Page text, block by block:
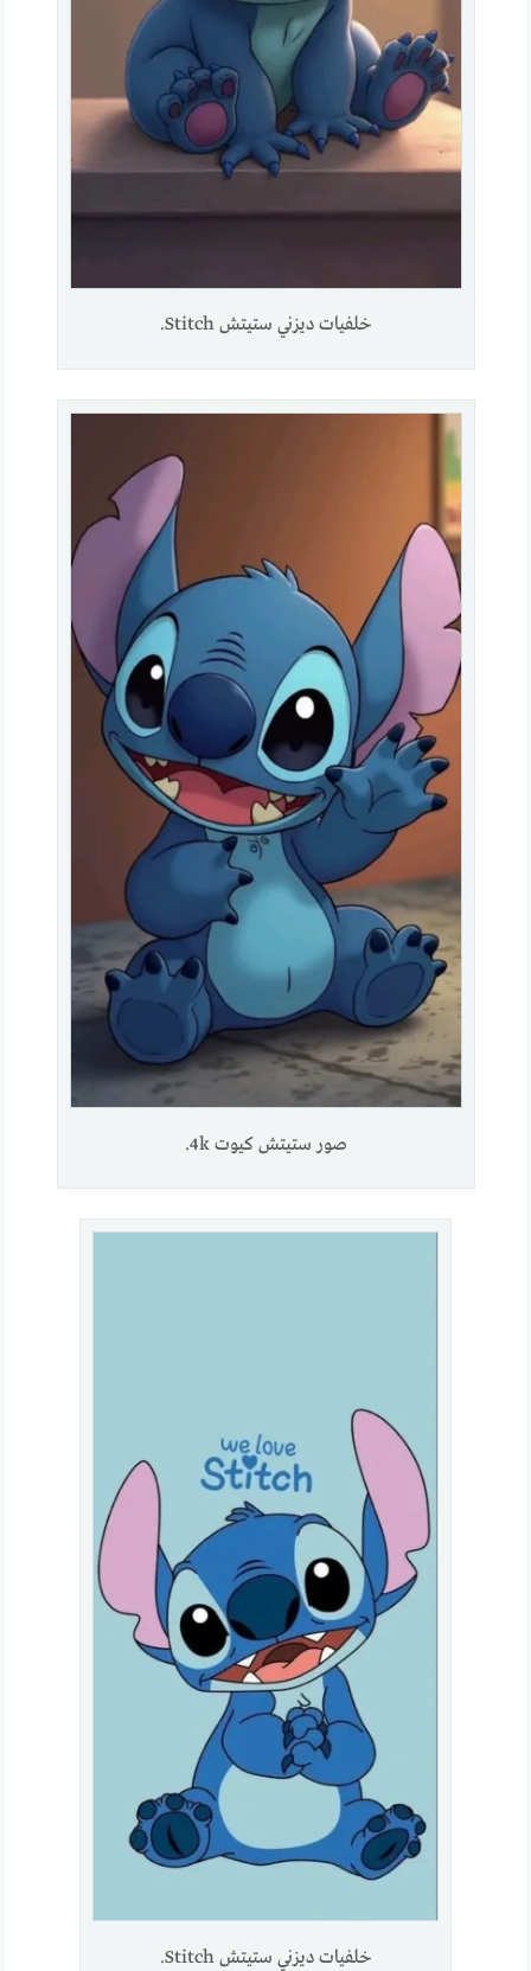
خلفيات ديزني ستيتش Stitch.
صور ستيتش كيوت 4k.
خلفيات ديزني ستيتش Stitch.